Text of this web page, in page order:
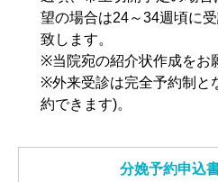
望の場合は24～34週頃に
致します。
※当院宛の紹介状作成をお
※外来受診は完全予約制と
約できます)。
分娩予約申込